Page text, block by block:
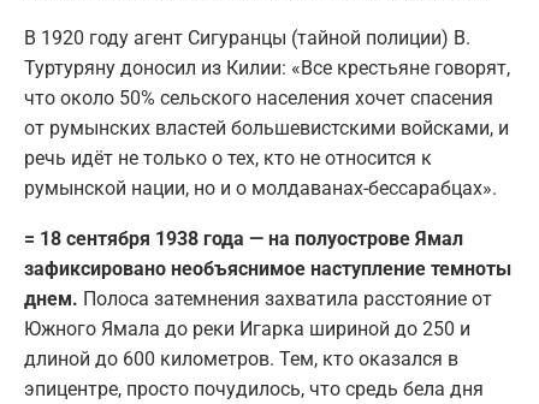
В 1920 году агент Сигуранцы (тайной полиции) В.
Туртуряну доносил из Килии: «Все крестьяне говорят,
что около 50% сельского населения хочет спасения
от румынских властей большевистскими войсками, и
речь идёт не только о тех, кто не относится к
румынской нации, но и о молдаванах-бессарабцах».
= 18 сентября 1938 года — на полуострове Ямал
зафиксировано необъяснимое наступление темноты
днем. Полоса затемнения захватила расстояние от
Южного Ямала до реки Игарка шириной до 250 и
длиной до 600 километров. Тем, кто оказался в
эпицентре, просто почудилось, что средь бела дня